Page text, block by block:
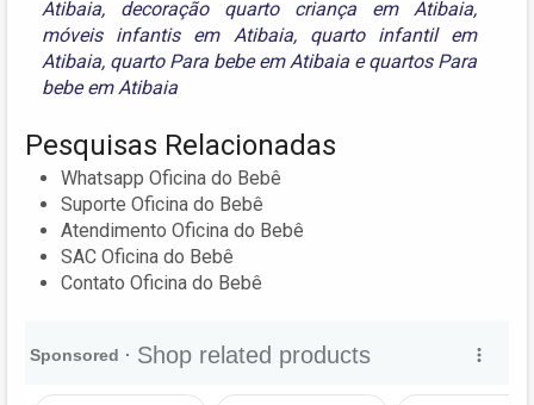
Atibaia, decoração quarto criança em Atibaia,
móveis infantis em Atibaia, quarto infantil em
Atibaia, quarto Para bebe em Atibaia equartos Para
bebe em Atibaia
Pesquisas Relacionadas
Whatsapp Oficina do Bebê
Suporte Oficina do Bebê
Atendimento Oficina do Bebê
SAC Oficina do Bebê
Contato Oficina do Bebê